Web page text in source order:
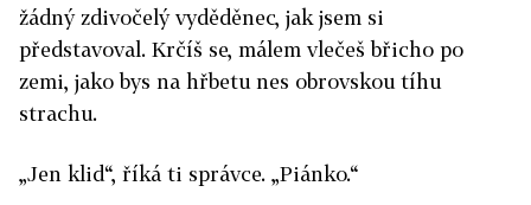
žádný zdivočelý vyděděnec, jak jsem si
představoval. Krčíš se, málem vlečeš břicho po
zemi, jako bys na hřbetu nes obrovskou tíhu
strachu.
„Jen klid“, říká ti správce. „Piánko.“